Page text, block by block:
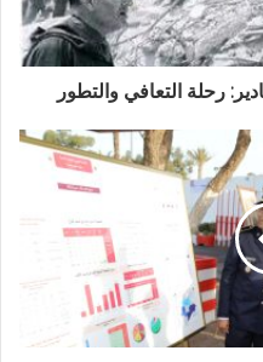
رحلة التعافي والتطور